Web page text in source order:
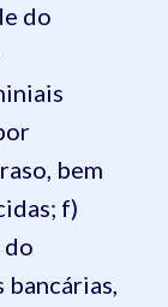
do
bem
f)
do